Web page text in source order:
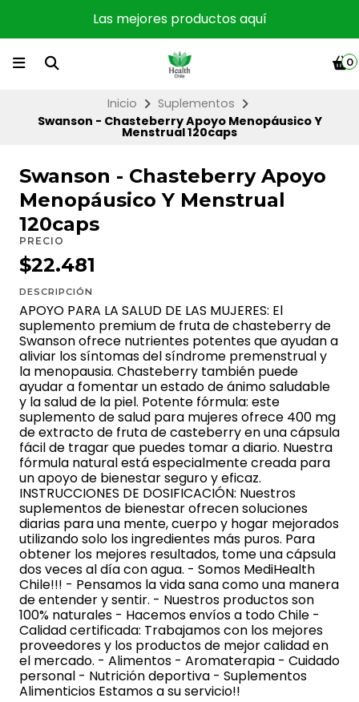
Las mejores productos aquí
0
Inicio
Suplementos
Swanson - Chasteberry Apoyo Menopáusico Y
Menstrual 120caps
Swanson - Chasteberry Apoyo
Menopáusico Y Menstrual
120caps
PRECIO
$22.481
DESCRIPCIÓN
APOYO PARA LA SALUD DE LAS MUJERES: El
suplemento premium de fruta de chasteberry de
Swanson ofrece nutrientes potentes que ayudan a
aliviar los síntomas del síndrome premenstrual y
la menopausia. Chasteberry también puede
ayudar a fomentar un estado de ánimo saludable
y la salud de la piel. Potente fórmula: este
suplemento de salud para mujeres ofrece 400 mg
de extracto de fruta de casteberry en una cápsula
fácil de tragar que puedes tomar a diario. Nuestra
fórmula natural está especialmente creada para
un apoyo de bienestar seguro y eficaz.
INSTRUCCIONES DE DOSIFICACIÓN: Nuestros
suplementos de bienestar ofrecen soluciones
diarias para una mente, cuerpo y hogar mejorados
utilizando solo los ingredientes más puros. Para
obtener los mejores resultados, tome una cápsula
dos veces al día con agua. - Somos MediHealth
Chile!!! - Pensamos la vida sana como una manera
de entender y sentir. - Nuestros productos son
100% naturales - Hacemos envíos a todo Chile -
Calidad certificada: Trabajamos con los mejores
proveedores y los productos de mejor calidad en
el mercado. - Alimentos - Aromaterapia - Cuidado
personal - Nutrición deportiva - Suplementos
Alimenticios Estamos a su servicio!!